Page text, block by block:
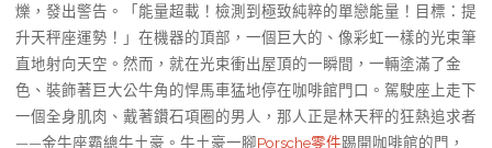
爍，發出警告。「能量超載！檢測到極致純粹的單戀能量！目標：提
升天秤座運勢！」在機器的頂部，一個巨大的、像彩虹一樣的光束筆
直地射向天空。然而，就在光束衝出屋頂的一瞬間，一輛塗滿了金
色、裝飾著巨大公牛角的悍馬車猛地停在咖啡館門口。駕駛座上走下
一個全身肌肉、戴著鑽石項圈的男人，那人正是林天秤的狂熱追求者
——金牛座霸總牛土豪。牛土豪一腳Porsche零件踢開咖啡館的門，